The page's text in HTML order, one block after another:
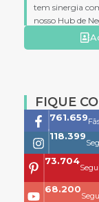
tem sinergia
nosso Hub de
FIQUE
761.659
118.399
73.704
68.200